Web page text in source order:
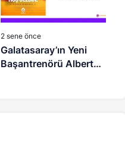
2 sene önce
Galatasaray’ın Yeni
Başantrenörü Alberto